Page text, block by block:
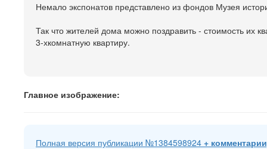
Немало экспонатов представлено из фондов Музея
Так что жителей дома можно поздравить - стоимость их
3-хкомнатную квартиру.
Главное изображение:
Полная версия публикации №1384598924 +